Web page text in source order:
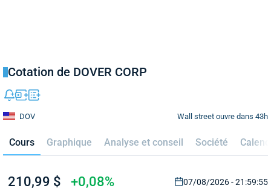
Cotation de DOVER CORP
Wall street ouvre dans 43h
DOV
Cours Graphique Analyse et conseil Société
210,99 $ +0,08% 07/08/2026 - 21:59:55